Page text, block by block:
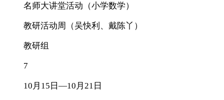
名师大讲堂活动（小学数学）
教研活动周（吴快利、戴陈丫）
教研组
7
10月15日—10月21日